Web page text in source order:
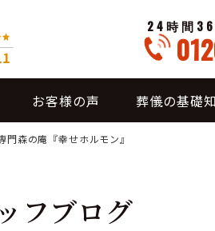
24時間
お客様の声 葬儀の基礎
森の庵『幸せホルモン』
フブログ